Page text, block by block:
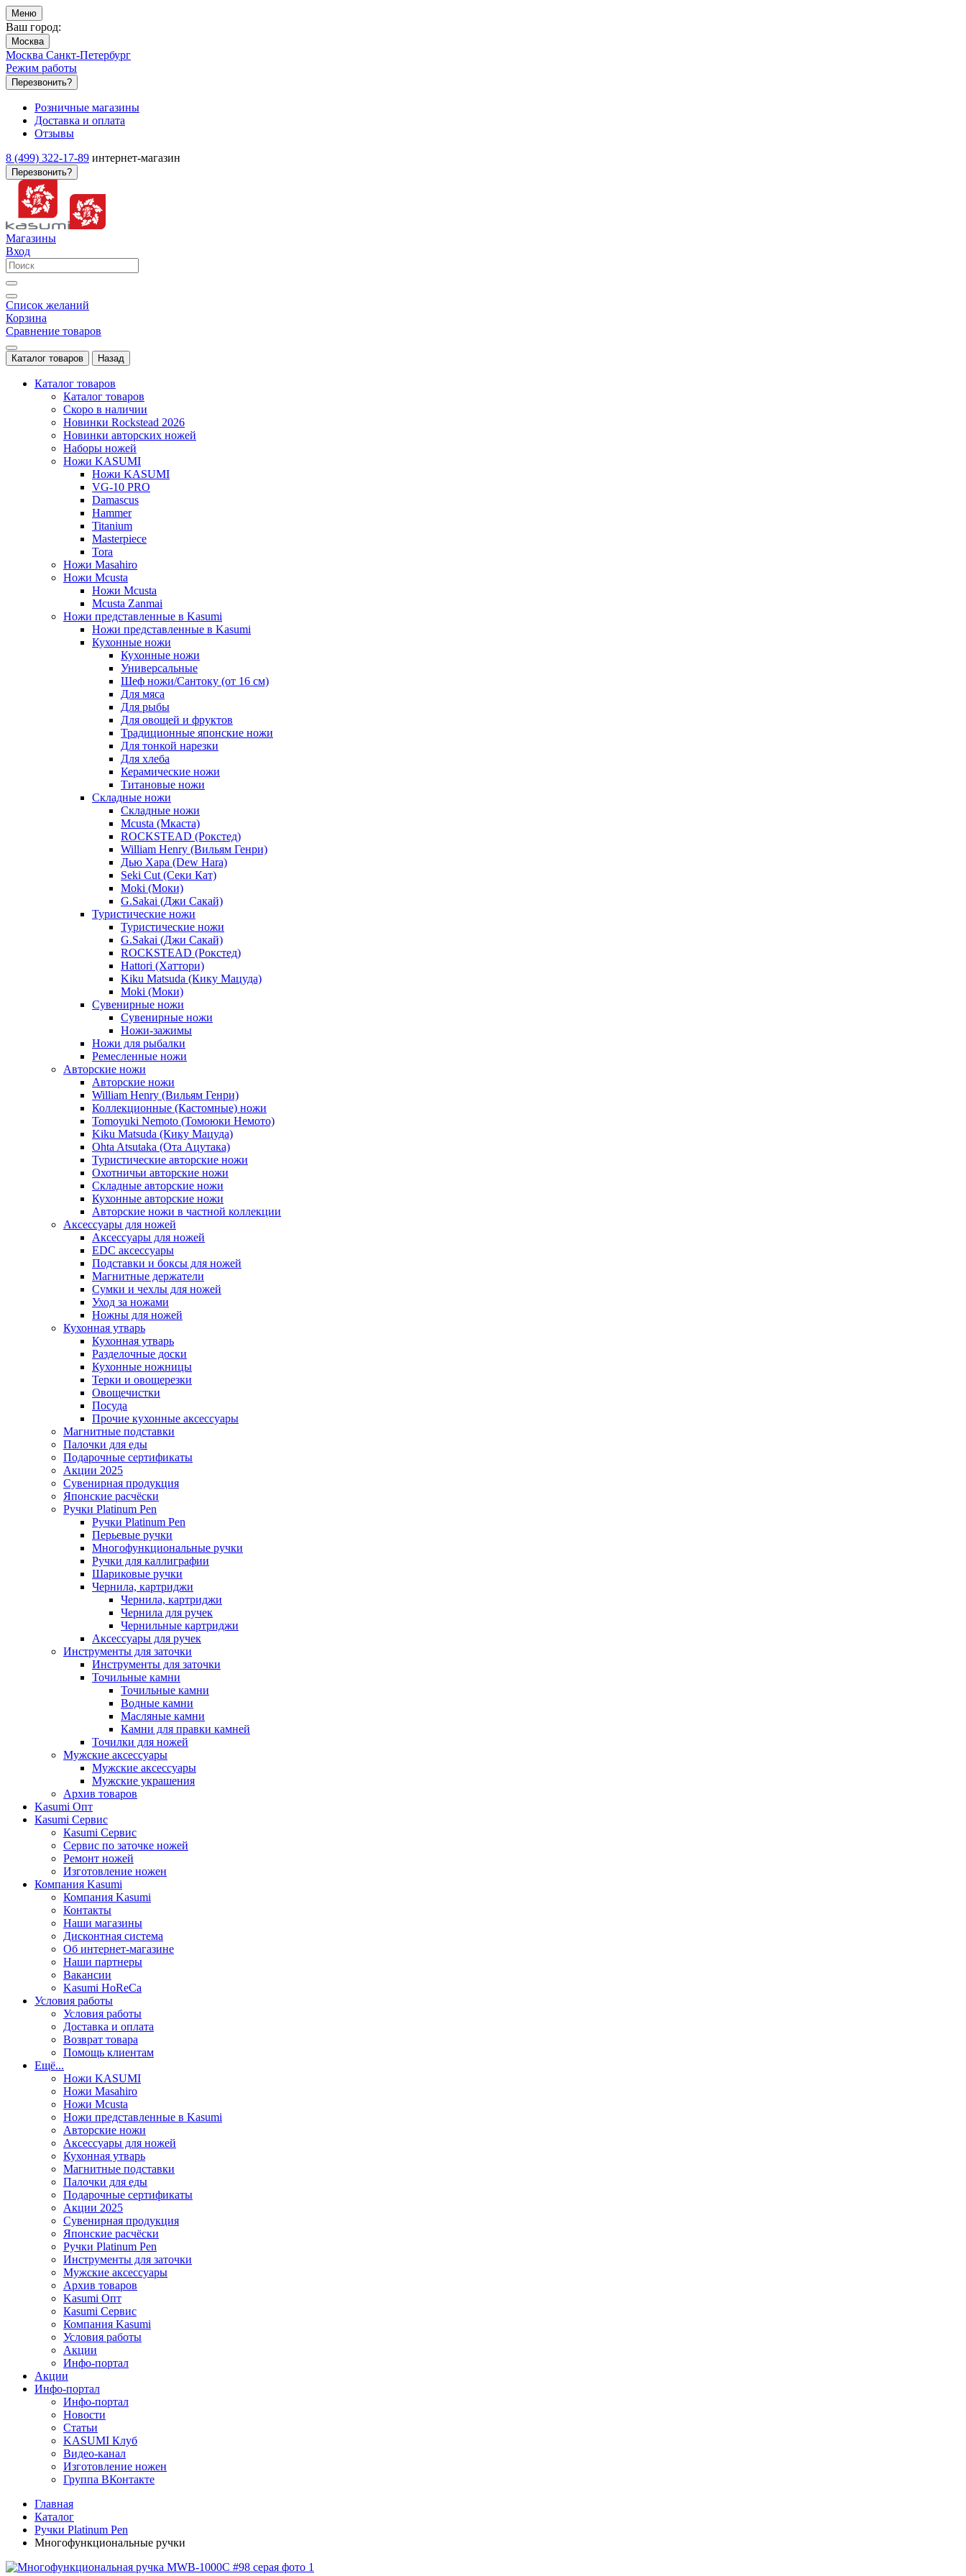
Меню
Ваш город:
Москва
Москва Санкт-Петербург
Режим работы
Перезвонить?
Розничные магазины
Доставка и оплата
Отзывы
8 (499) 322-17-89 интернет-магазин
Перезвонить?
Магазины
Вход
Список желаний
Корзина
Сравнение товаров
Каталог товаров Назад
Каталог товаров
Каталог товаров
Скоро в наличии
Новинки Rockstead 2026
Новинки авторских ножей
Наборы ножей
Ножи KASUMI
Ножи KASUMI
VG-10 PRO
Damascus
Hammer
Titanium
Masterpiece
Tora
Ножи Masahiro
Ножи Mcusta
Ножи Mcusta
Mcusta Zanmai
Ножи представленные в Kasumi
Ножи представленные в Kasumi
Кухонные ножи
Кухонные ножи
Универсальные
Шеф ножи/Сантоку (от 16 см)
Для мяса
Для рыбы
Для овощей и фруктов
Традиционные японские ножи
Для тонкой нарезки
Для хлеба
Керамические ножи
Титановые ножи
Складные ножи
Складные ножи
Mcusta (Мкаста)
ROCKSTEAD (Рокстед)
William Henry (Вильям Генри)
Дью Хара (Dew Hara)
Seki Cut (Секи Кат)
Moki (Моки)
G.Sakai (Джи Сакай)
Туристические ножи
Туристические ножи
G.Sakai (Джи Сакай)
ROCKSTEAD (Рокстед)
Hattori (Хаттори)
Kiku Matsuda (Кику Мацуда)
Moki (Моки)
Сувенирные ножи
Сувенирные ножи
Ножи-зажимы
Ножи для рыбалки
Ремесленные ножи
Авторские ножи
Авторские ножи
William Henry (Вильям Генри)
Коллекционные (Кастомные) ножи
Tomoyuki Nemoto (Томоюки Немото)
Kiku Matsuda (Кику Мацуда)
Ohta Atsutaka (Ота Ацутака)
Туристические авторские ножи
Охотничьи авторские ножи
Складные авторские ножи
Кухонные авторские ножи
Авторские ножи в частной коллекции
Аксессуары для ножей
Аксессуары для ножей
EDC аксессуары
Подставки и боксы для ножей
Магнитные держатели
Сумки и чехлы для ножей
Уход за ножами
Ножны для ножей
Кухонная утварь
Кухонная утварь
Разделочные доски
Кухонные ножницы
Терки и овощерезки
Овощечистки
Посуда
Прочие кухонные аксессуары
Магнитные подставки
Палочки для еды
Подарочные сертификаты
Акции 2025
Сувенирная продукция
Японские расчёски
Ручки Platinum Pen
Ручки Platinum Pen
Перьевые ручки
Многофункциональные ручки
Ручки для каллиграфии
Шариковые ручки
Чернила, картриджи
Чернила, картриджи
Чернила для ручек
Чернильные картриджи
Аксессуары для ручек
Инструменты для заточки
Инструменты для заточки
Точильные камни
Точильные камни
Водные камни
Масляные камни
Камни для правки камней
Точилки для ножей
Мужские аксессуары
Мужские аксессуары
Мужские украшения
Архив товаров
Kasumi Опт
Кasumi Сервис
Кasumi Сервис
Сервис по заточке ножей
Ремонт ножей
Изготовление ножен
Компания Kasumi
Компания Kasumi
Контакты
Наши магазины
Дисконтная система
Об интернет-магазине
Наши партнеры
Вакансии
Kasumi HoReCa
Условия работы
Условия работы
Доставка и оплата
Возврат товара
Помощь клиентам
Ещё...
Ножи KASUMI
Ножи Masahiro
Ножи Mcusta
Ножи представленные в Kasumi
Авторские ножи
Аксессуары для ножей
Кухонная утварь
Магнитные подставки
Палочки для еды
Подарочные сертификаты
Акции 2025
Сувенирная продукция
Японские расчёски
Ручки Platinum Pen
Инструменты для заточки
Мужские аксессуары
Архив товаров
Kasumi Опт
Кasumi Сервис
Компания Kasumi
Условия работы
Акции
Инфо-портал
Акции
Инфо-портал
Инфо-портал
Новости
Статьи
KASUMI Клуб
Видео-канал
Изготовление ножен
Группа ВКонтакте
Главная
Каталог
Ручки Platinum Pen
Многофункциональные ручки